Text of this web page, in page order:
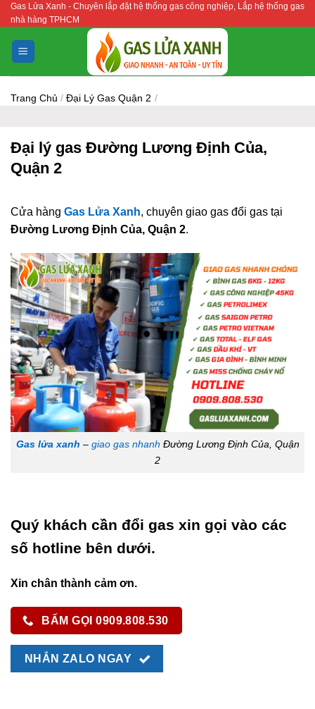
Bỏ
qua
nội
dung
Gas Lửa Xanh - Chuyên lắp đặt hệ thống gas công nghiệp, Lắp hệ thống gas
nhà hàng TPHCM
Trang Chủ / Đại Lý Gas Quận 2 /
Đại lý gas Đường Lương Định Của,
Quận 2
Cửa hàng Gas Lửa Xanh, chuyên giao gas đổi gas tại
Đường Lương Định Của, Quận 2.
Gas lửa xanh – giao gas nhanh Đường Lương Định Của, Quận
2
Quý khách cần đổi gas xin gọi vào các
số hotline bên dưới.
Xin chân thành cảm ơn.
BẤM GỌI 0909.808.530
NHẮN ZALO NGAY